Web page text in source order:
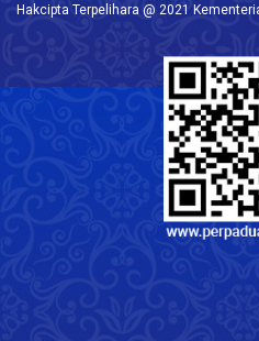
Hakcipta Terpelihara @ 2021